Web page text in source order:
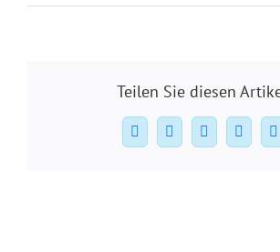
Teilen Sie diesen
Facebook
X WhatsAppPinterest
E-